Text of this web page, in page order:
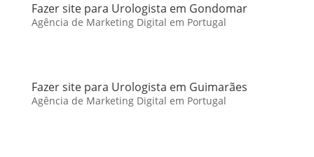
Fazer site para Urologista em Gondomar
Agência de Marketing Digital em Portugal
Fazer site para Urologista em Guimarães
Agência de Marketing Digital em Portugal